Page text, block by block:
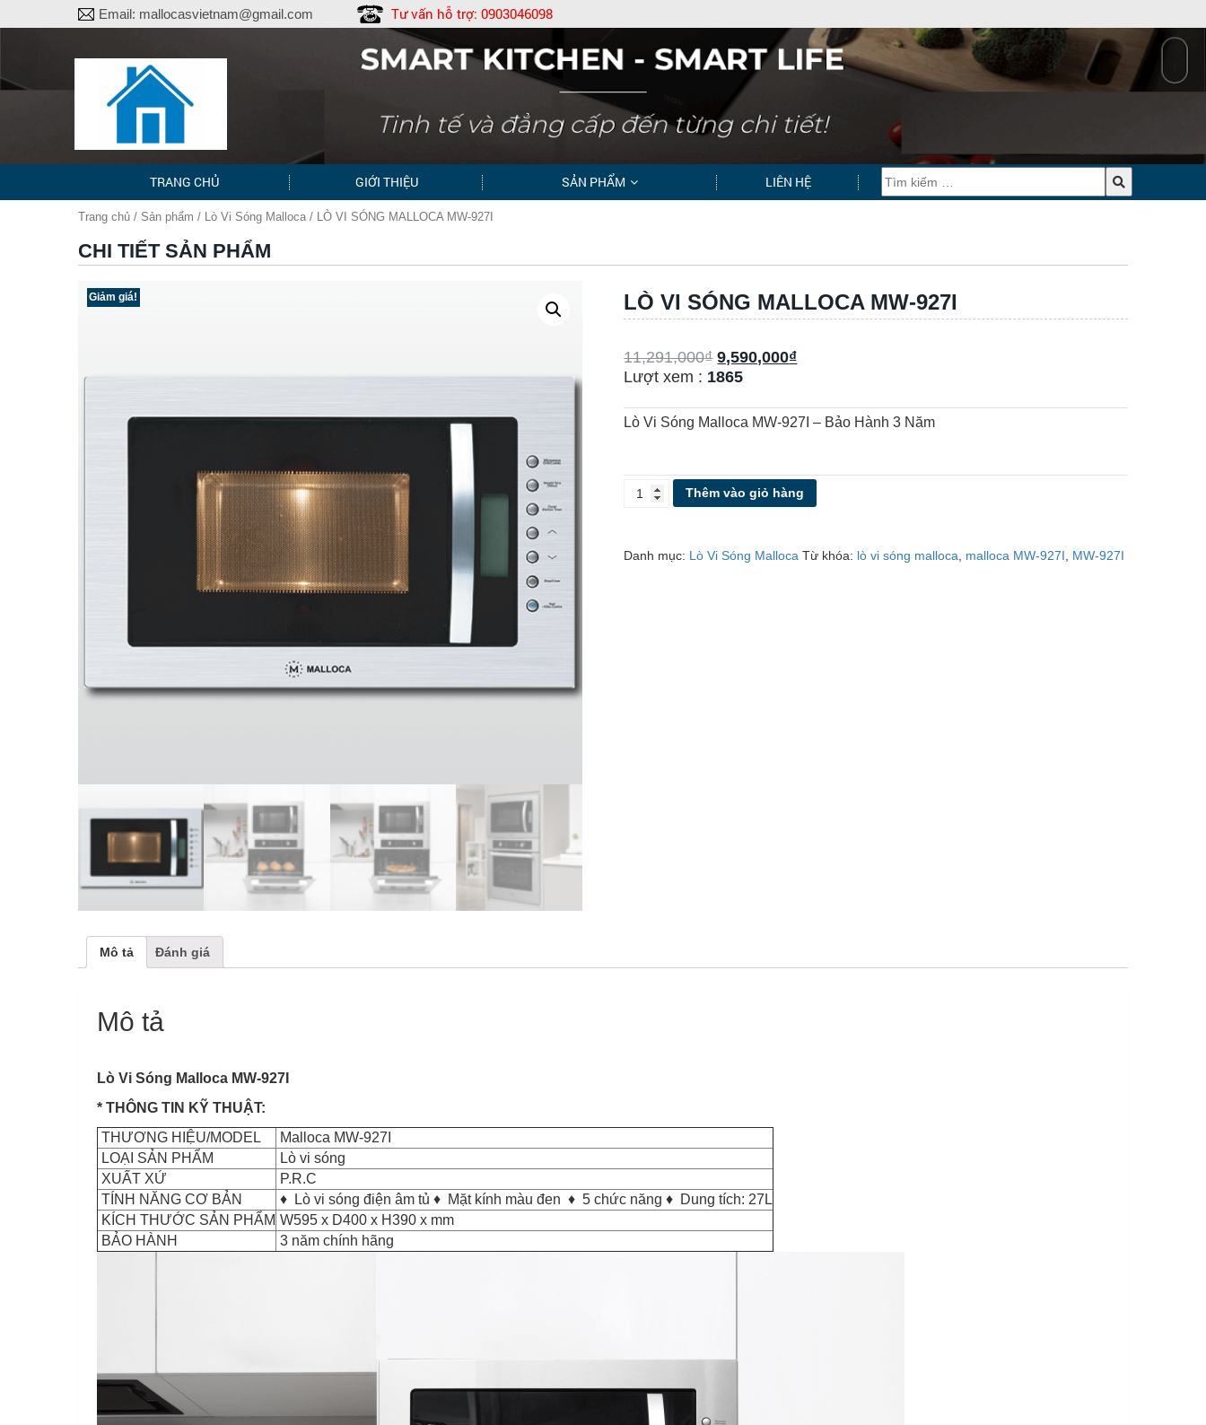
Email: mallocasvietnam@gmail.com Tư vấn hỗ trợ: 0903046098
TRANG CHỦ GIỚI THIỆU SẢN PHẨM LIÊN HỆ
Trang chủ / Sản phẩm / Lò Vi Sóng Malloca / LÒ VI SÓNG MALLOCA MW-927I
CHI TIẾT SẢN PHẨM
Giảm giá! LÒ VI SÓNG MALLOCA MW-927I
11,291,000₫ 9,590,000₫
Lượt xem : 1865
Lò Vi Sóng Malloca MW-927I – Bảo Hành 3 Năm
LÒ
MW-
Thêm vào giỏ hàng
Danh mục: Lò Vi Sóng Malloca Từ khóa: lò vi sóng malloca malloca MW-927I MW-927I
Mô tả Đánh giá
Mô tả
Lò Vi Sóng Malloca MW-927I
* THÔNG TIN KỸ THUẬT:
THƯƠNG HIỆU/MODEL
Malloca MW-927I
LOẠI SẢN PHẨM
Lò vi sóng
XUẤT XỨ
P.R.C
TÍNH NĂNG CƠ BẢN
♦ Lò vi sóng điện âm tủ ♦ Mặt kính màu đen ♦ 5 chức năng ♦ Dung tích: 27L
KÍCH THƯỚC SẢN PHẨM W595 x D400 x H390 x mm
BẢO HÀNH
3 năm chính hãng